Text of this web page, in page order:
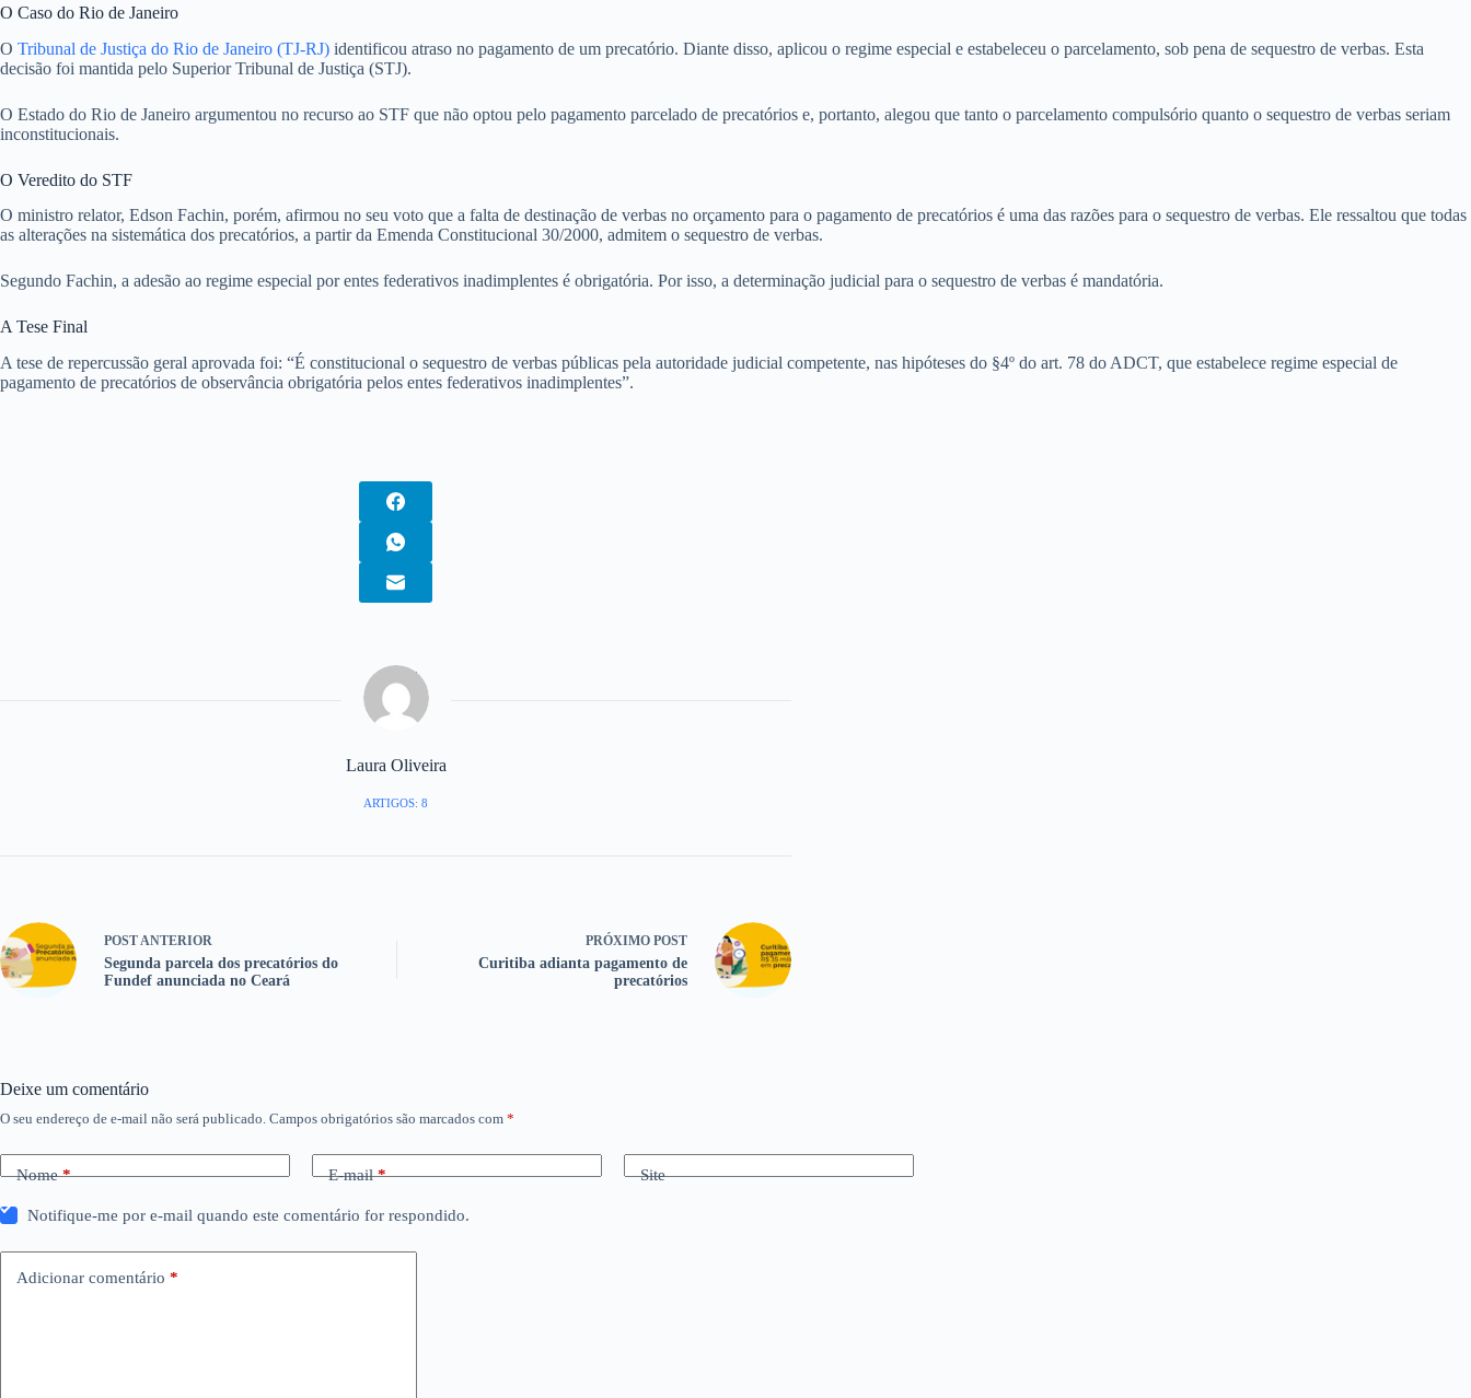
O Caso do Rio de Janeiro
O Tribunal de Justiça do Rio de Janeiro (TJ-RJ) identificou atraso no pagamento de um precatório. Diante disso, aplicou o regime especial e estabeleceu o parcelamento, sob pena de sequestro de verbas. Esta
decisão foi mantida pelo Superior Tribunal de Justiça (STJ).
O Estado do Rio de Janeiro argumentou no recurso ao STF que não optou pelo pagamento parcelado de precatórios e, portanto, alegou que tanto o parcelamento compulsório quanto o sequestro de verbas seriam
inconstitucionais.
O Veredito do STF
O ministro relator, Edson Fachin, porém, afirmou no seu voto que a falta de destinação de verbas no orçamento para o pagamento de precatórios é uma das razões para o sequestro de verbas. Ele ressaltou que todas
as alterações na sistemática dos precatórios, a partir da Emenda Constitucional 30/2000, admitem o sequestro de verbas.
Segundo Fachin, a adesão ao regime especial por entes federativos inadimplentes é obrigatória. Por isso, a determinação judicial para o sequestro de verbas é mandatória.
A Tese Final
A tese de repercussão geral aprovada foi: “É constitucional o sequestro de verbas públicas pela autoridade judicial competente, nas hipóteses do §4º do art. 78 do ADCT, que estabelece regime especial de
pagamento de precatórios de observância obrigatória pelos entes federativos inadimplentes”.
Laura Oliveira
ARTIGOS: 8
POSTANTERIOR
Segunda parcela dos precatórios do
Fundef anunciada no Ceará
PRÓXIMO POST
Curitiba adianta pagamento de
precatórios
Deixe um comentário
O seu endereço de e-mail não será publicado. Campos obrigatórios são marcados com *
Nome* E-mail* Site
Notifique-me por e-mail quando este comentário for respondido.
Adicionar comentário *